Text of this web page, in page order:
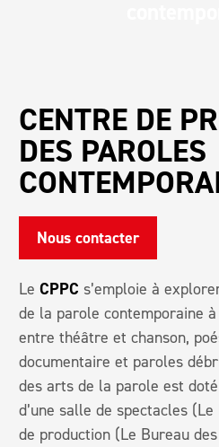
CENTRE DE
DES PAROLES
Nous contacter
LeCPPC s’emploie à
de la parole contemporaine
entre théâtre et chanson,
documentaire et paroles
des arts de la parole est
d’une salle de spectacles
de production (Le Bureau